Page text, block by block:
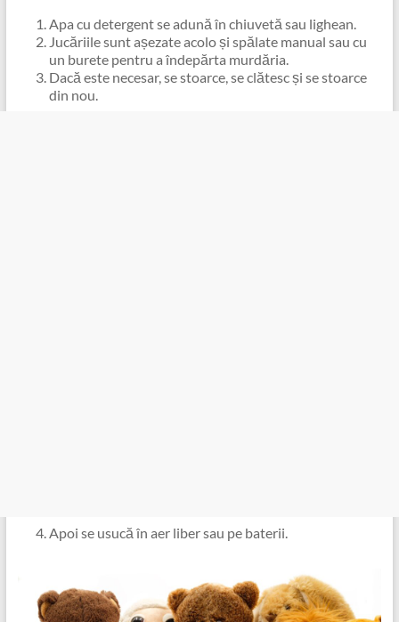
Apa cu detergent se adună în chiuvetă sau lighean.
Jucăriile sunt așezate acolo și spălate manual sau cu
un burete pentru a îndepărta murdăria.
Dacă este necesar, se stoarce, se clătesc și se stoarce
din nou.
Apoi se usucă în aer liber sau pe baterii.